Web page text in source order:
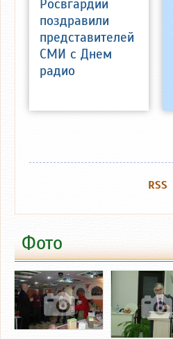
Росвгардии
поздравили
представителей
СМИ с Днем
радио
RSS
Фото